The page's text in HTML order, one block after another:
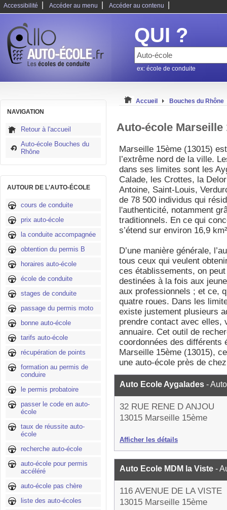
Accessibilité Accéder au menu Accéder au contenu
QUI ?
ex: école de conduite
NAVIGATION
Retour à l'accueil
Auto-école Bouches du
Rhône
AUTOUR DE L'AUTO-ÉCOLE
cours de conduite
prix auto-école
la conduite accompagnée
obtention du permis B
horaires auto-école
école de conduite
stages de conduite
passage du permis moto
bonne auto-école
tarifs auto-école
récupération de points
formation au permis de
conduire
le permis probatoire
passer le code en auto-
école
taux de réussite auto-
école
recherche auto-école
auto-école pour permis
accéléré
auto-école pas chère
liste des auto-écoles
Accueil Bouches du Rhône
Auto-école Marseille
Marseille 15ème (13015)
l’extrême nord de la ville.
dans ses limites sont les
Calade, les Crottes, la
Antoine, Saint-Louis,
de 78 500 individus qui
l'authenticité, notamment
traditionnels. En ce qui
s’étend sur environ 16,9
D’une manière générale,
tous ceux qui veulent
ces établissements, on
destinées à la fois aux
aux professionnels ; et ce,
quatre roues. Dans les
existe justement plusieurs
prendre contact avec elles,
annuaire. Cet outil de
coordonnées des différents
Marseille 15ème (13015),
une auto-école près de
Auto Ecole Aygalades -
32 RUE RENE D ANJOU
13015 Marseille 15ème
Afficher les détails
Auto Ecole MDM la Viste -
116 AVENUE DE LA VISTE
13015 Marseille 15ème